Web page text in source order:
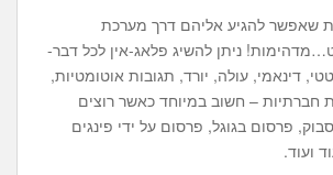
שאפשר להגיע אליהם דרך מערכת
ניתן להשיג פלאג-אין לכל דבר-
דינאמי, עולה, יורד, תגובות אוטומטיות,
חברתיות – חשוב במיוחד כאשר רוצים
פרסום בגוגל, פרסום על ידי פינגים